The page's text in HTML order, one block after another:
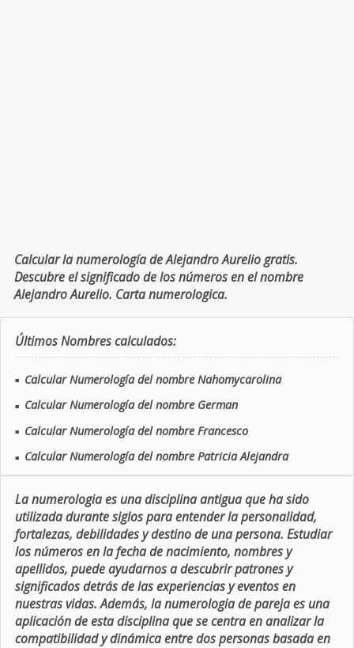
Calcular la numerología de Alejandro Aurelio gratis.
Descubre el significado de los números en el nombre
Alejandro Aurelio. Carta numerologica.
Últimos Nombres calculados:
■ Calcular Numerología del nombre Nahomycarolina
■ Calcular Numerología del nombre German
■ Calcular Numerología del nombre Francesco
■ Calcular Numerología del nombre Patricia Alejandra
La numerologia es una disciplina antigua que ha sido
utilizada durante siglos para entender la personalidad,
fortalezas, debilidades y destino de una persona. Estudiar
los números en la fecha de nacimiento, nombres y
apellidos, puede ayudarnos a descubrir patrones y
significados detrás de las experiencias y eventos en
nuestras vidas. Además, la numerologia de pareja es una
aplicación de esta disciplina que se centra en analizar la
compatibilidad y dinámica entre dos personas basada en